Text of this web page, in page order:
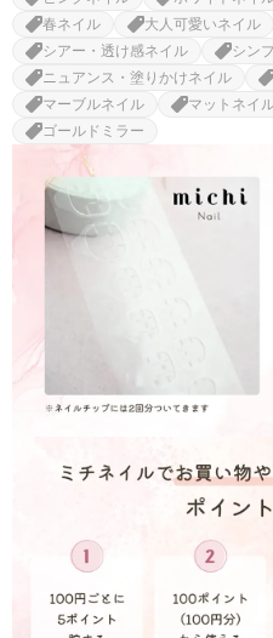
春ネイル
大人可愛いネイル
シアー・透け感ネイル
シン
ニュアンス・塗りかけネイル
マーブルネイル
マットネイ
ゴールドミラー